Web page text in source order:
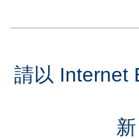
請以 Internet